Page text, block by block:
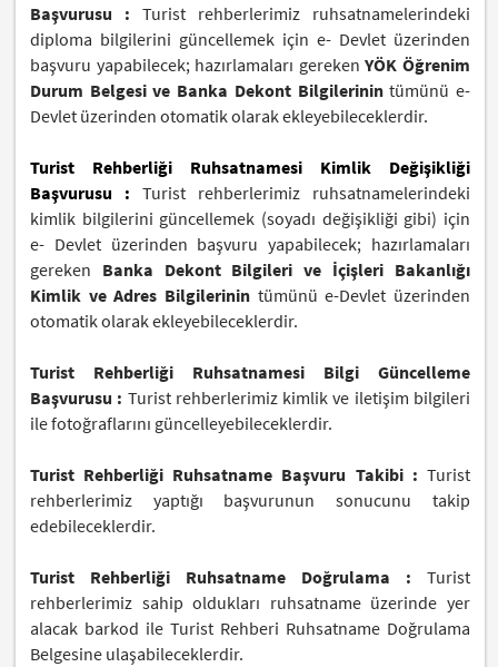
Başvurusu : Turist rehberlerimiz ruhsatnamelerindeki
diploma bilgilerini güncellemek için e- Devlet üzerinden
başvuru yapabilecek; hazırlamaları gerekenYÖK Öğrenim
Durum Belgesi ve Banka Dekont Bilgilerinintümünü e-
Devlet üzerinden otomatik olarak ekleyebileceklerdir.
Turist Rehberliği Ruhsatnamesi Kimlik Değişikliği
Başvurusu : Turist rehberlerimiz ruhsatnamelerindeki
kimlik bilgilerini güncellemek (soyadı değişikliği gibi) için
e- Devlet üzerinden başvuru yapabilecek; hazırlamaları
gereken Banka Dekont Bilgileri ve İçişleri Bakanlığı
Kimlik ve Adres Bilgilerinin tümünü e-Devlet üzerinden
otomatik olarak ekleyebileceklerdir.
Turist Rehberliği Ruhsatnamesi Bilgi Güncelleme
Başvurusu : Turist rehberlerimiz kimlik ve iletişim bilgileri
ile fotoğraflarını güncelleyebileceklerdir.
Turist Rehberliği Ruhsatname Başvuru Takibi : Turist
rehberlerimiz yaptığı başvurunun sonucunu takip
edebileceklerdir.
Turist Rehberliği Ruhsatname Doğrulama : Turist
rehberlerimiz sahip oldukları ruhsatname üzerinde yer
alacak barkod ile Turist Rehberi Ruhsatname Doğrulama
Belgesine ulaşabileceklerdir.